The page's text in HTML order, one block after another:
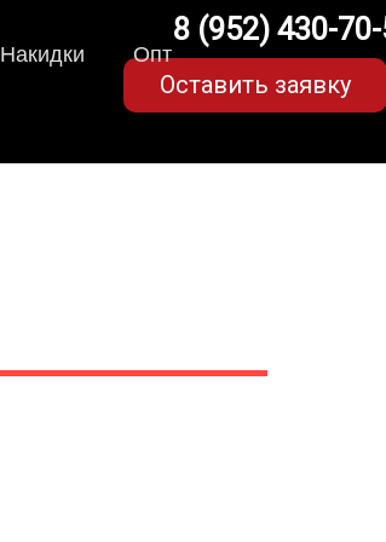
Накидки Опт
8 (952) 430-
Оставить заявку